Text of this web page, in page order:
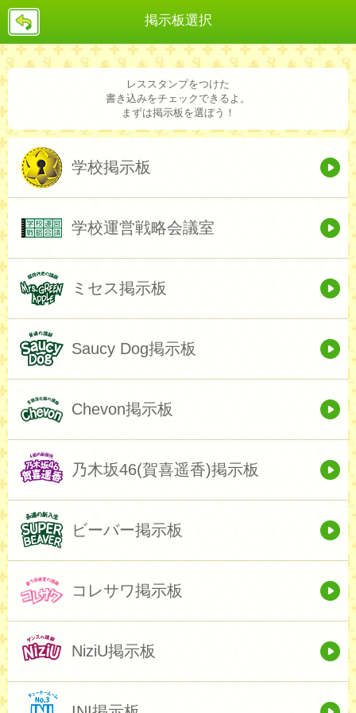
掲示板選択
戻
レススタンプをつけた
書き込みをチェックできるよ。
まずは掲示板を選ぼう！
学校掲示板
学校運営戦略会議室
ミセス掲示板
Saucy Dog掲示板
Chevon掲示板
乃木坂46(賀喜遥香)掲示板
ビーバー掲示板
コレサワ掲示板
NiziU掲示板